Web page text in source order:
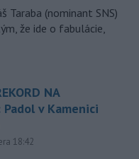
Taraba (nominant SNS)
že ide o fabulácie,
NA
Padol v Kamenici
18:42